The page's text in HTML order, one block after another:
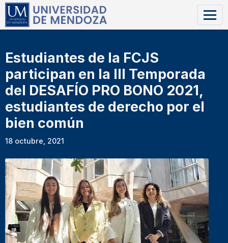
Estudiantes de la FCJS
participan en la III Temporada
del DESAFÍO PRO BONO 2021,
estudiantes de derecho por el
bien común
18 octubre, 2021